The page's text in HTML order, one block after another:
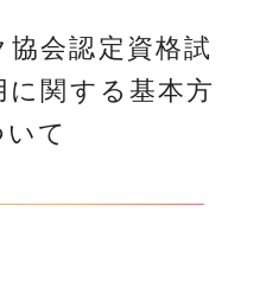
会認定資格試
関する基本方
て